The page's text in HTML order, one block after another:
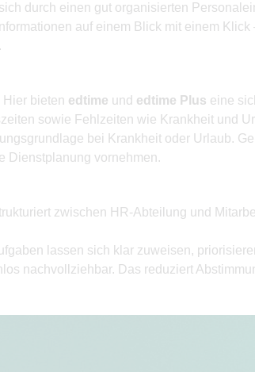
durch einen gut organisierten
auf einem Blick mit einem
bieten edtime und edtime Plus eine
sowie Fehlzeiten wie Krankheit und
bei Krankheit oder Urlaub.
Dienstplanung vornehmen.
zwischen HR-Abteilung und
lassen sich klar zuweisen,
nachvollziehbar. Das reduziert